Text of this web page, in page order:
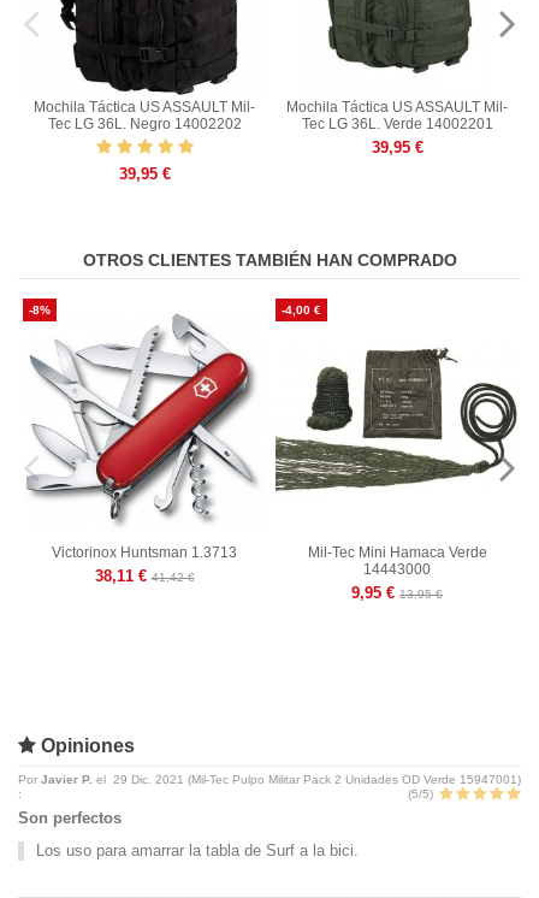
Mochila Táctica US ASSAULT Mil-
Tec LG 36L. Negro 14002202
39,95 €
Mochila Táctica US ASSAULT Mil-
Tec LG 36L. Verde 14002201
39,95 €
OTROS CLIENTES TAMBIÉN HAN COMPRADO
-8%
Victorinox Huntsman 1.3713
38,11 € 41,42 €
-4,00 €
Mil-Tec Mini Hamaca Verde
14443000
9,95 € 13,95 €
Opiniones
Por Javier P. el 29 Dic. 2021 (Mil-Tec Pulpo Militar Pack 2 Unidades OD Verde 15947001)
:
(5/5)
Son perfectos
Los uso para amarrar la tabla de Surf a la bici.